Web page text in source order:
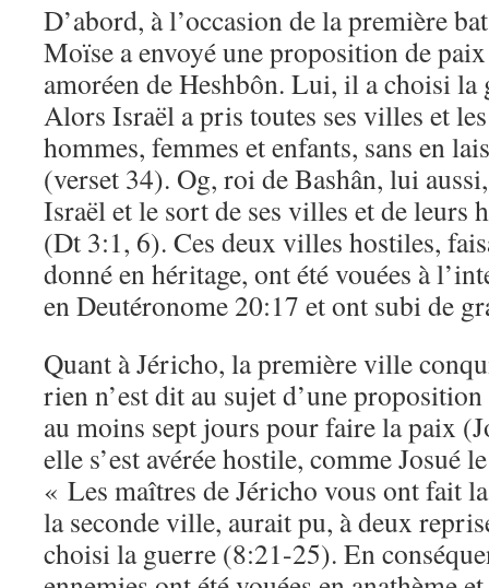
D’abord, à l’occasion de la première
Moïse a envoyé une proposition de
amoréen de Heshbôn. Lui, il a choisi
Alors Israël a pris toutes ses villes et
hommes, femmes et enfants, sans en
(verset 34). Og, roi de Bashân, lui
Israël et le sort de ses villes et de leurs
(Dt 3:1, 6). Ces deux villes hostiles,
donné en héritage, ont été vouées à
en Deutéronome 20:17 et ont subi de
Quant à Jéricho, la première ville
rien n’est dit au sujet d’une
au moins sept jours pour faire la paix
elle s’est avérée hostile, comme Josué
« Les maîtres de Jéricho vous ont fait
la seconde ville, aurait pu, à deux
choisi la guerre (8:21-25). En